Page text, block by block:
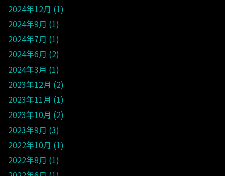
2024年12月 1
2024年9月 1
2024年7月 1
2024年6月 2
2024年3月 1
2023年12月 2
2023年11月 1
2023年10月 2
2023年9月 3
2022年10月 1
2022年8月 1